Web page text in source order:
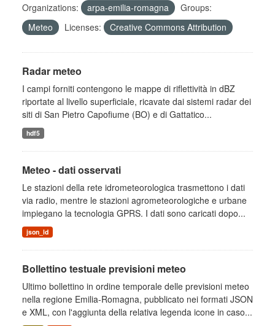
Organizations: arpa-emilia-romagna
Groups:
Meteo
Licenses: Creative Commons Attribution
Radar meteo
I campi forniti contengono le mappe di riflettività in dBZ
riportate al livello superficiale, ricavate dai sistemi radar dei
siti di San Pietro Capofiume (BO) e di Gattatico...
hdf5
Meteo - dati osservati
Le stazioni della rete idrometeorologica trasmettono i dati
via radio, mentre le stazioni agrometeorologiche e urbane
impiegano la tecnologia GPRS. I dati sono caricati dopo...
json_ld
Bollettino testuale previsioni meteo
Ultimo bollettino in ordine temporale delle previsioni meteo
nella regione Emilia-Romagna, pubblicato nei formati JSON
e XML, con l'aggiunta della relativa legenda icone in caso...